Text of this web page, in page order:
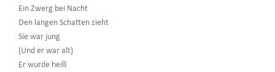
Ein Zwerg bei Nacht
Den langen Schatten zieht
Sie war jung
(Und er war alt)
Er wurde heiß